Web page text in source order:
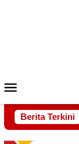
Mobile
Berita Terkini